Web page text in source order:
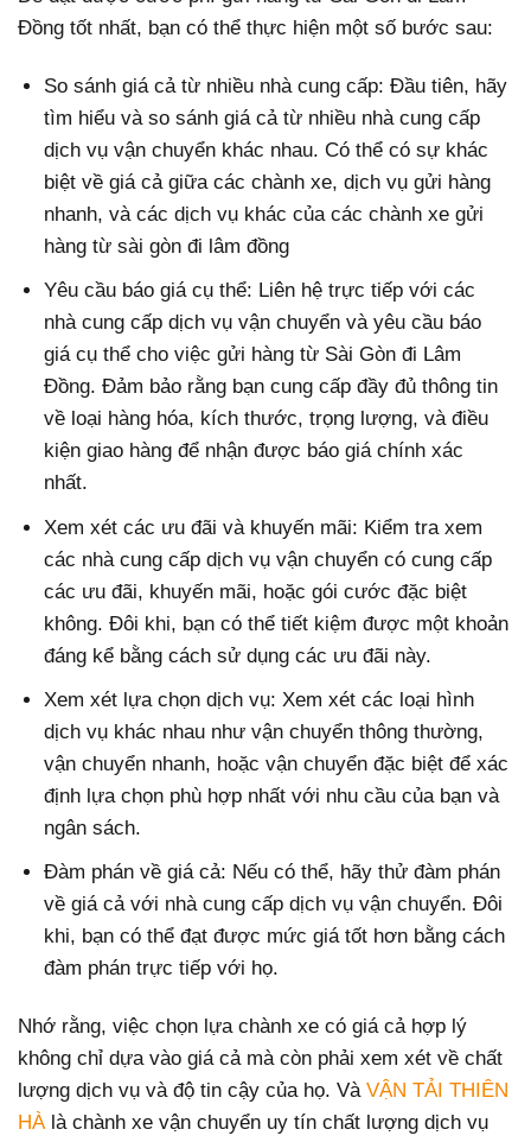
Đồng tốt nhất, bạn có thể thực hiện một số bước sau:
So sánh giá cả từ nhiều nhà cung cấp: Đầu tiên, hãy
tìm hiểu và so sánh giá cả từ nhiều nhà cung cấp
dịch vụ vận chuyển khác nhau. Có thể có sự khác
biệt về giá cả giữa các chành xe, dịch vụ gửi hàng
nhanh, và các dịch vụ khác của các chành xe gửi
hàng từ sài gòn đi lâm đồng
Yêu cầu báo giá cụ thể: Liên hệ trực tiếp với các
nhà cung cấp dịch vụ vận chuyển và yêu cầu báo
giá cụ thể cho việc gửi hàng từ Sài Gòn đi Lâm
Đồng. Đảm bảo rằng bạn cung cấp đầy đủ thông tin
về loại hàng hóa, kích thước, trọng lượng, và điều
kiện giao hàng để nhận được báo giá chính xác
nhất.
Xem xét các ưu đãi và khuyến mãi: Kiểm tra xem
các nhà cung cấp dịch vụ vận chuyển có cung cấp
các ưu đãi, khuyến mãi, hoặc gói cước đặc biệt
không. Đôi khi, bạn có thể tiết kiệm được một khoản
đáng kể bằng cách sử dụng các ưu đãi này.
Xem xét lựa chọn dịch vụ: Xem xét các loại hình
dịch vụ khác nhau như vận chuyển thông thường,
vận chuyển nhanh, hoặc vận chuyển đặc biệt để xác
định lựa chọn phù hợp nhất với nhu cầu của bạn và
ngân sách.
Đàm phán về giá cả: Nếu có thể, hãy thử đàm phán
về giá cả với nhà cung cấp dịch vụ vận chuyển. Đôi
khi, bạn có thể đạt được mức giá tốt hơn bằng cách
đàm phán trực tiếp với họ.
Nhớ rằng, việc chọn lựa chành xe có giá cả hợp lý
không chỉ dựa vào giá cả mà còn phải xem xét về chất
lượng dịch vụ và độ tin cậy của họ. Và VẬN TẢI THIÊN
HÀlà chành xe vận chuyển uy tín chất lượng dịch vụ